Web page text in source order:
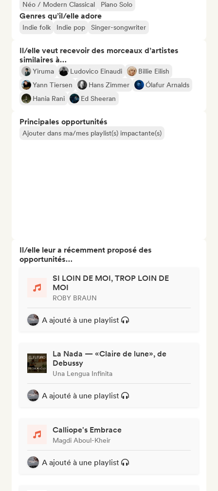
Néo / Modern Classical
Piano Solo
Genres qu’il/elle adore
Indie folk Indie pop Singer-songwriter
Il/elle veut recevoir des morceaux d’artistes
similaires à…
Yiruma Ludovico Einaudi
Billie Eilish
Yann Tiersen
Hans Zimmer
Ólafur Arnalds
Hania Rani
Ed Sheeran
Principales opportunités
Ajouter dans ma/mes playlist(s) impactante(s)
Il/elle leur a récemment proposé des
opportunités…
SI LOIN DE MOI, TROP LOIN DE
MOI
ROBY BRAUN
A ajouté à une playlist
La Nada — «Claire de lune», de
Debussy
Una Lengua Infinita
A ajouté à une playlist
Calliope's Embrace
Magdi Aboul-Kheir
A ajouté à une playlist